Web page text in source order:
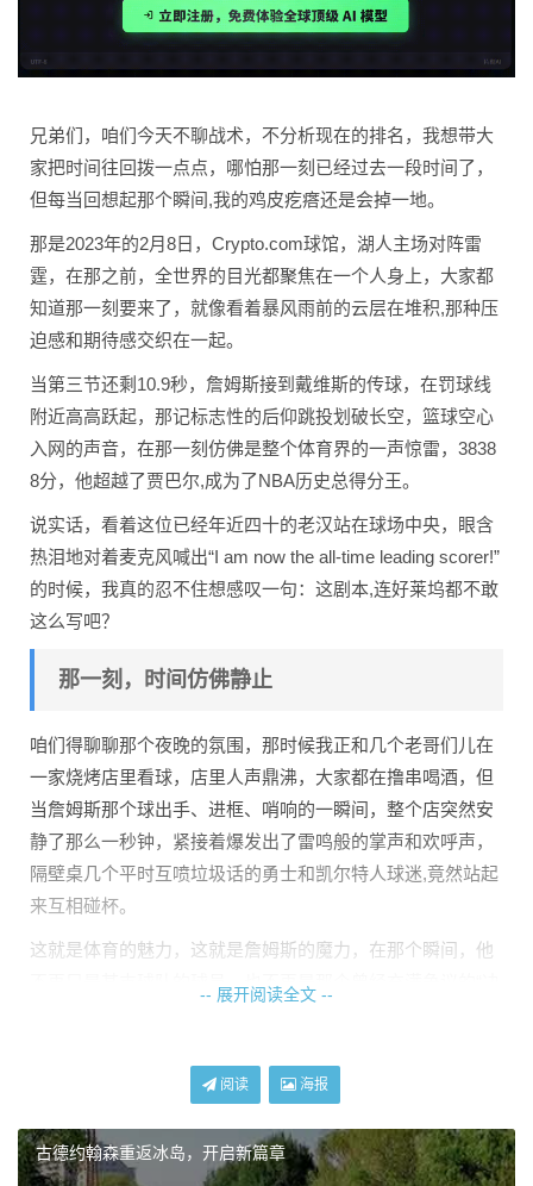
兄弟们，咱们今天不聊战术，不分析现在的排名，我想带大
家把时间往回拨一点点，哪怕那一刻已经过去一段时间了，
但每当回想起那个瞬间,我的鸡皮疙瘩还是会掉一地。
那是2023年的2月8日，Crypto.com球馆，湖人主场对阵雷
霆，在那之前，全世界的目光都聚焦在一个人身上，大家都
知道那一刻要来了，就像看着暴风雨前的云层在堆积,那种压
迫感和期待感交织在一起。
当第三节还剩10.9秒，詹姆斯接到戴维斯的传球，在罚球线
附近高高跃起，那记标志性的后仰跳投划破长空，篮球空心
入网的声音，在那一刻仿佛是整个体育界的一声惊雷，3838
8分，他超越了贾巴尔,成为了NBA历史总得分王。
说实话，看着这位已经年近四十的老汉站在球场中央，眼含
热泪地对着麦克风喊出“I am now the all-time leading scorer!”
的时候，我真的忍不住想感叹一句：这剧本,连好莱坞都不敢
这么写吧？
那一刻，时间仿佛静止
咱们得聊聊那个夜晚的氛围，那时候我正和几个老哥们儿在
一家烧烤店里看球，店里人声鼎沸，大家都在撸串喝酒，但
当詹姆斯那个球出手、进框、哨响的一瞬间，整个店突然安
静了那么一秒钟，紧接着爆发出了雷鸣般的掌声和欢呼声，
隔壁桌几个平时互喷垃圾话的勇士和凯尔特人球迷,竟然站起
来互相碰杯。
这就是体育的魅力，这就是詹姆斯的魔力，在那个瞬间，他
不再只是某支球队的球员，也不再是那个曾经充满争议的“决
贾巴尔坐在场边，那是保持了整整39年的纪录，39年是什么
斯，硬生生地用他的肩膀，扛着这沉甸甸的历史,一步步跨了
-- 展开阅读全文 --
阅读 海报
古德约翰森重返冰岛，开启新篇章